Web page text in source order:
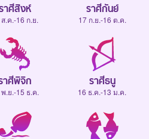
าศีสิงห์
.ค.-16 ก.ย.
ราศีกันย์
17 ก.ย.-16 ต.ค.
าศีพิจิก
.ย.-15 ธ.ค.
ราศีธนู
16 ธ.ค.-13 ม.ค.